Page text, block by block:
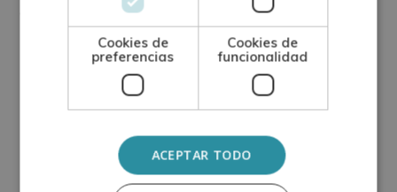
creación de anticuerpos.
¿Cuáles son las
enfermedades
autoinmunes?
Cookies de
preferencias
Cookies de
funcionalidad
ACEPTAR TODO